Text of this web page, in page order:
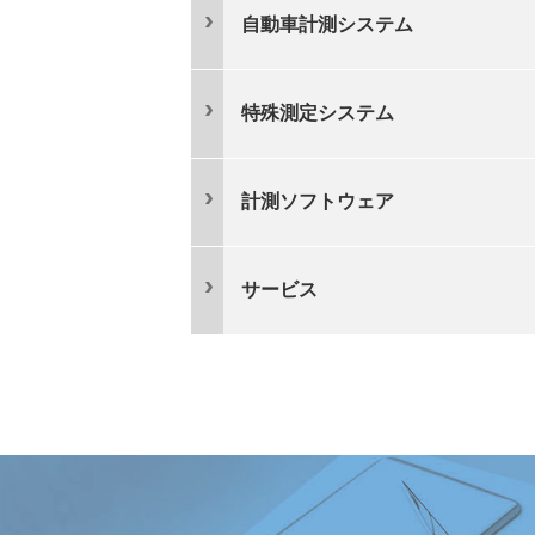
自動車計測システム
特殊測定システム
計測ソフトウェア
サービス